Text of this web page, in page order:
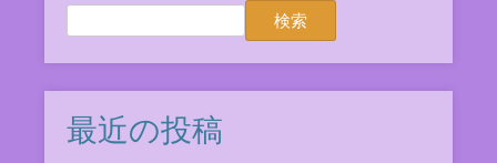
検索
最近の投稿